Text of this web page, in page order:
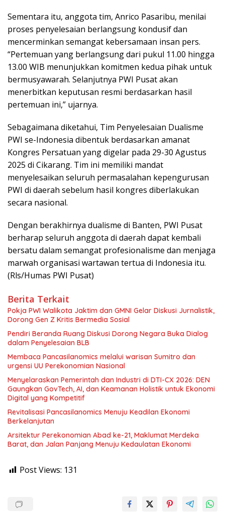
Sementara itu, anggota tim, Anrico Pasaribu, menilai
proses penyelesaian berlangsung kondusif dan
mencerminkan semangat kebersamaan insan pers.
“Pertemuan yang berlangsung dari pukul 11.00 hingga
13.00 WIB menunjukkan komitmen kedua pihak untuk
bermusyawarah. Selanjutnya PWI Pusat akan
menerbitkan keputusan resmi berdasarkan hasil
pertemuan ini,” ujarnya.
Sebagaimana diketahui, Tim Penyelesaian Dualisme
PWI se-Indonesia dibentuk berdasarkan amanat
Kongres Persatuan yang digelar pada 29-30 Agustus
2025 di Cikarang. Tim ini memiliki mandat
menyelesaikan seluruh permasalahan kepengurusan
PWI di daerah sebelum hasil kongres diberlakukan
secara nasional.
Dengan berakhirnya dualisme di Banten, PWI Pusat
berharap seluruh anggota di daerah dapat kembali
bersatu dalam semangat profesionalisme dan menjaga
marwah organisasi wartawan tertua di Indonesia itu.
(Rls/Humas PWI Pusat)
Berita Terkait
Pokja PWI Walikota Jaktim dan GMNI Gelar Diskusi Jurnalistik,
Dorong Gen Z Kritis Bermedia Sosial
Pendiri Beranda Ruang Diskusi Dorong Negara Buka Dialog
dalam Penyelesaian BLB
Membaca Pancasilanomics melalui warisan Sumitro dan
urgensi UU Perekonomian Nasional
Menyelaraskan Pemerintah dan Industri di DTI-CX 2026: DEN
Gaungkan GovTech, AI, dan Keamanan Holistik untuk Ekonomi
Digital yang Kompetitif
Revitalisasi Pancasilanomics Menuju Keadilan Ekonomi
Berkelanjutan
Arsitektur Perekonomian Abad ke-21, Maklumat Merdeka
Barat, dan Jalan Panjang Menuju Kedaulatan Ekonomi
Post Views: 131